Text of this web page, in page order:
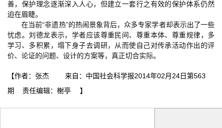
善，保护理念逐渐深入人心，但建立一套行之有效的保护体系仍然
迫在眉睫。
在当前“非遗热”的热闹景象背后，众多专家学者却表示出了一些
忧虑。刘德龙表示，学者应该尊重民间、尊重本体、尊重规律，多
学习、多积累，塌下身子去调研，从而使自己对传承活动作出的评
价、论证的问题、设计的方案等，真正切合实际。
【作者：张杰 来自：中国社会科学报2014年02月24日第563
期 责任编辑：榭亭 】